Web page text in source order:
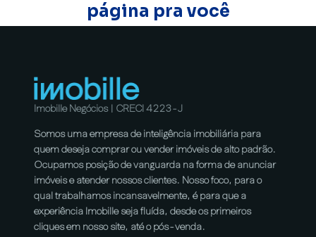
página pra você
Imobille Negócios | CRECI 4223-J
Somos uma empresa de inteligência imobiliária para
quem deseja comprar ou vender imóveis de alto padrão.
Ocupamos posição de vanguarda na forma de anunciar
imóveis e atender nossos clientes. Nosso foco, para o
qual trabalhamos incansavelmente, é para que a
experiência Imobille seja fluída, desde os primeiros
cliques em nosso site, até o pós-venda.